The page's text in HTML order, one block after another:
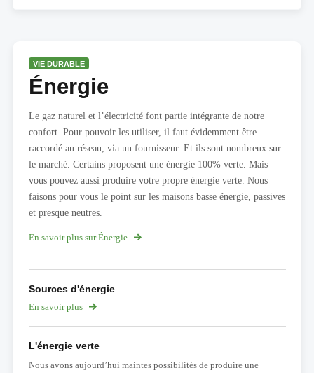
VIE DURABLE
Énergie
Le gaz naturel et l’électricité font partie intégrante de notre
confort. Pour pouvoir les utiliser, il faut évidemment être
raccordé au réseau, via un fournisseur. Et ils sont nombreux sur
le marché. Certains proposent une énergie 100% verte. Mais
vous pouvez aussi produire votre propre énergie verte. Nous
faisons pour vous le point sur les maisons basse énergie, passives
et presque neutres.
En savoir plus sur Énergie
Sources d'énergie
En savoir plus
sur
L'énergie verte
Nous avons aujourd’hui maintes possibilités de produire une